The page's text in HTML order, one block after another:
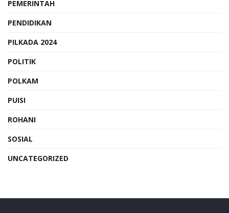
PEMERINTAH
PENDIDIKAN
PILKADA 2024
POLITIK
POLKAM
PUISI
ROHANI
SOSIAL
UNCATEGORIZED